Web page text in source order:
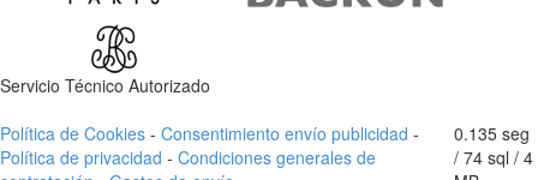
Servicio Técnico Autorizado
Política de Cookies - Consentimiento envío publicidad -
Política de privacidad - Condiciones generales de
0.135 seg
/ 74 sql / 4